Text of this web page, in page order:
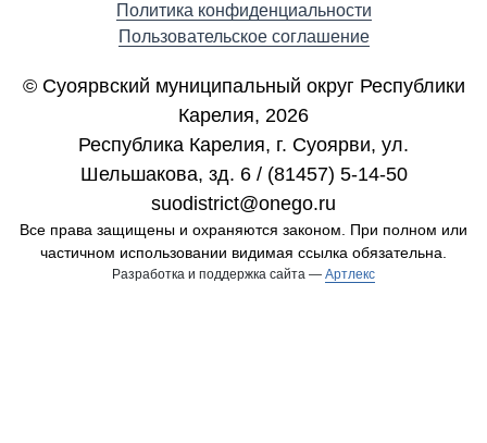
Политика конфиденциальности
Пользовательское соглашение
© Суоярвский муниципальный округ Республики
Карелия, 2026
Республика Карелия, г. Cуоярви, ул.
Шельшакова, зд. 6 / (81457) 5-14-50
suodistrict@onego.ru
Все права защищены и охраняются законом. При полном или
частичном использовании видимая ссылка обязательна.
Разработка и поддержка сайта — Артлекс